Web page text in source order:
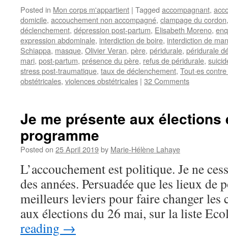
Posted in Mon corps m'appartient | Tagged accompagnant,
domicile, accouchement non accompagné, clampage du cordon
déclenchement, dépression post-partum, Elisabeth Moreno,
expression abdominale, interdiction de boire, interdiction de
Schiappa, masque, Olivier Veran, père, péridurale, péridurale
mari, post-partum, présence du père, refus de péridurale,
stress post-traumatique, taux de déclenchement, Tout·es
obstétricales, violences obstétricales | 32 Comments
Je me présente aux élections
programme
Posted on 25 April 2019by Marie-Hélène Lahaye
L’accouchement est politique. Je ne
des années. Persuadée que les lieux de
meilleurs leviers pour faire changer les
aux élections du 26 mai, sur la liste
reading →